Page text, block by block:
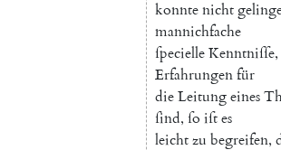
konntenicht
mannichfache
ſpecielleKenntniſſe,
Erfahrungenfür
dieLeitungeines
ſind, ſo iſtes
leichtzu begreifen,